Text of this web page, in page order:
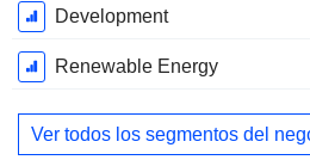
Diciembre
Development
Renewable Energy
Ver todos los segmentos del